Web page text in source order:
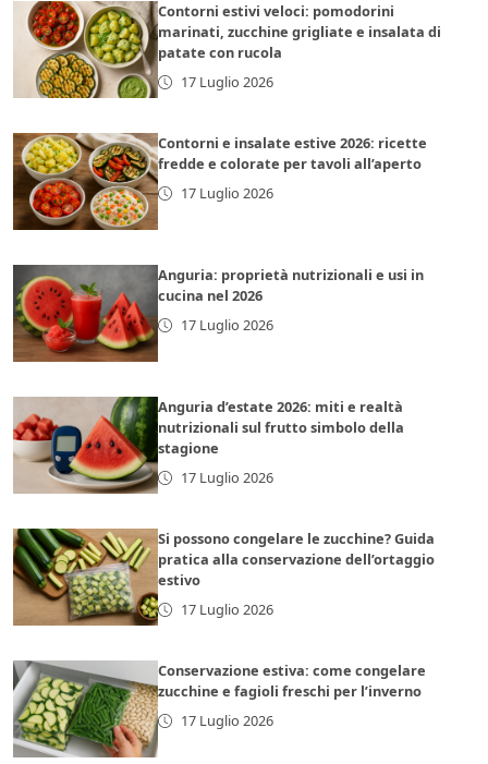
Contorni estivi veloci: pomodorini
marinati, zucchine grigliate e insalata di
patate con rucola
17 Luglio 2026
Contorni e insalate estive 2026: ricette
fredde e colorate per tavoli all’aperto
17 Luglio 2026
Anguria: proprietà nutrizionali e usi in
cucina nel 2026
17 Luglio 2026
Anguria d’estate 2026: miti e realtà
nutrizionali sul frutto simbolo della
stagione
17 Luglio 2026
Si possono congelare le zucchine? Guida
pratica alla conservazione dell’ortaggio
estivo
17 Luglio 2026
Conservazione estiva: come congelare
zucchine e fagioli freschi per l’inverno
17 Luglio 2026